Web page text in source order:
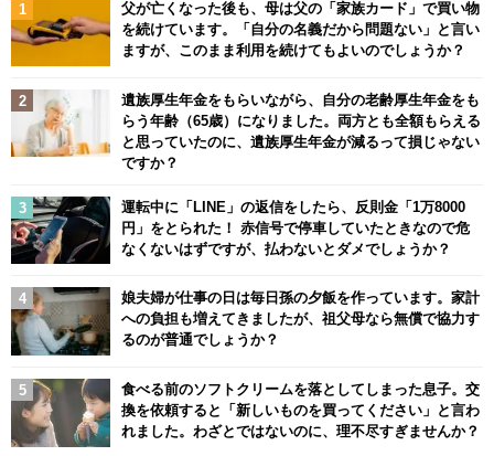
父が亡くなった後も、母は父の「家族カード」で買い物
を続けています。「自分の名義だから問題ない」と言い
ますが、このまま利用を続けてもよいのでしょうか？
遺族厚生年金をもらいながら、自分の老齢厚生年金をも
らう年齢（65歳）になりました。両方とも全額もらえる
と思っていたのに、遺族厚生年金が減るって損じゃない
ですか？
運転中に「LINE」の返信をしたら、反則金「1万8000
円」をとられた！ 赤信号で停車していたときなので危
なくないはずですが、払わないとダメでしょうか？
娘夫婦が仕事の日は毎日孫の夕飯を作っています。家計
への負担も増えてきましたが、祖父母なら無償で協力す
るのが普通でしょうか？
食べる前のソフトクリームを落としてしまった息子。交
換を依頼すると「新しいものを買ってください」と言わ
れました。わざとではないのに、理不尽すぎませんか？